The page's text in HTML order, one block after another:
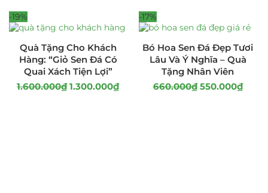
-19%
Quà Tặng Cho Khách
Hàng: “Giỏ Sen Đá Có
Quai Xách Tiện Lợi”
1.600.000₫ 1.300.000₫
-17%
Bó Hoa Sen Đá Đẹp Tươi
Lâu Và Ý Nghĩa – Quà
Tặng Nhân Viên
660.000₫ 550.000₫